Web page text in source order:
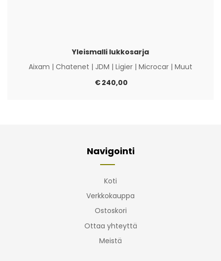
Yleismalli lukkosarja
Aixam | Chatenet | JDM | Ligier | Microcar | Muut
€240,00
Navigointi
Koti
Verkkokauppa
Ostoskori
Ottaa yhteyttä
Meistä